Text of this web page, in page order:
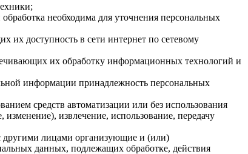
необходима для уточнения персональных
доступность в сети интернет по сетевому
их обработку информационных технологий и
информации принадлежность персональных
средств автоматизации или без использования
извлечение, использование, передачу
другими лицами организующие и (или)
данных, подлежащих обработке, действия